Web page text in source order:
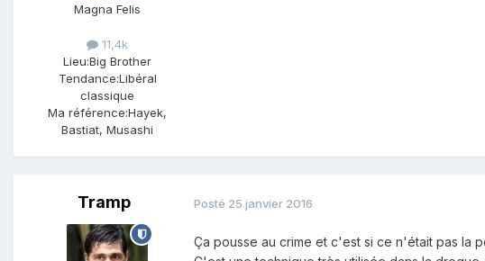
Magna Felis
11,4k
Lieu:Big Brother
Tendance:Libéral
classique
Ma référence:Hayek,
Bastiat, Musashi
Tramp Posté 25 janvier 2016
Ça pousse au crime et c'est si ce n'était pas la